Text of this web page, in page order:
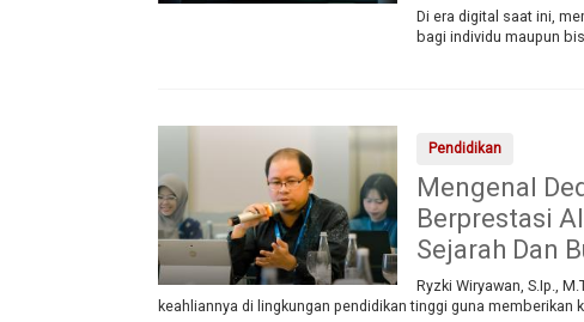
Di era digital saat ini,
bagi individu maupun
Pendidikan
Mengenal
Berprestasi
Sejarah Dan
Ryzki Wiryawan, S.Ip.,
keahliannya di lingkungan pendidikan tinggi guna memberikan